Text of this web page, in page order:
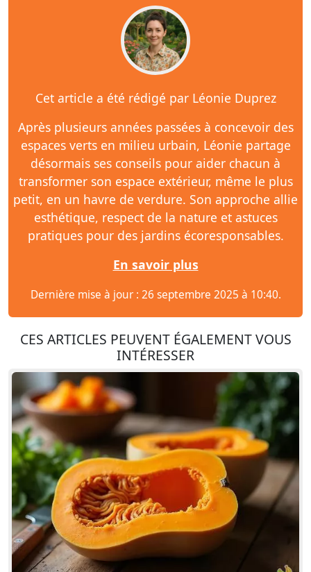
Cet article a été rédigé par Léonie Duprez
Après plusieurs années passées à concevoir des
espaces verts en milieu urbain, Léonie partage
désormais ses conseils pour aider chacun à
transformer son espace extérieur, même le plus
petit, en un havre de verdure. Son approche allie
esthétique, respect de la nature et astuces
pratiques pour des jardins écoresponsables.
En savoir plus
Dernière mise à jour : 26 septembre 2025 à 10:40.
CES ARTICLES PEUVENT ÉGALEMENT VOUS
INTÉRESSER